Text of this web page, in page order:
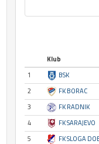
Klub
1
BSK
2
FK BORAC
3
FK RADNIK
4
FK SARAJEVO
5
FK SLOGA